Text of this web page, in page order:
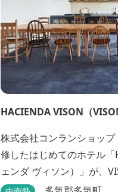
HACIENDA VISON（
株式会社コンランショッ
修したはじめてのホテル
ェンダ ヴィソン）」が、
8/1(木)オープン。 VISONでも最も緑豊かな農園エリ